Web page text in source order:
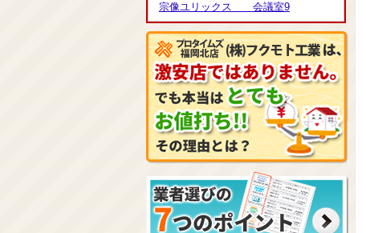
宗像ユリックス 会議室9